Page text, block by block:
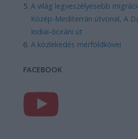
A világ legveszélyesebb
Közép-Mediterrán útvonal, A
Indiai-óceáni út
A közlekedés mérföldkövei
FACEBOOK